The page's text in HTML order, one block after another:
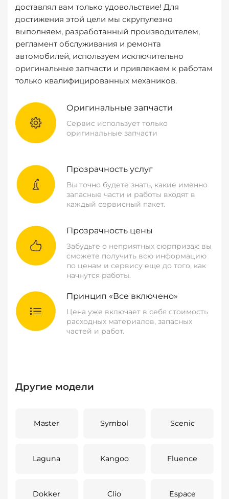
доставлял вам только удовольствие! Для
достижения этой цели мы скрупулезно
выполняем, разработанный производителем,
регламент обслуживания и ремонта
автомобилей, используем исключительно
оригинальные запчасти и привлекаем к работам
только квалифицированных механиков.
Оригинальные запчасти
Сервис использует только
оригинальные запчасти
Прозрачность услуг
Вы точно будете знать, какие именно
запасные части и работы входят в
каждый сервисный пакет.
Прозрачность цены
Забудьте о неприятных сюрпризах: вы
сможете получить всю информацию
по ценам и сервису еще до того, как
начнутся работы.
Принцип «Все включено»
Цена уже включает в себя стоимость
расходных материалов, запасных
частей и работ.
Другие модели
Master Symbol Scenic
Laguna Kangoo Fluence
Dokker Clio Espace